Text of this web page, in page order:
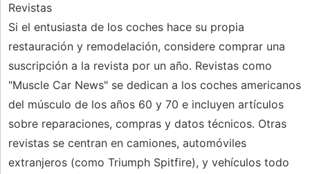
Revistas
Si el entusiasta de los coches hace su propia
restauración y remodelación, considere comprar una
suscripción a la revista por un año. Revistas como
"Muscle Car News" se dedican a los coches americanos
del músculo de los años 60 y 70 e incluyen artículos
sobre reparaciones, compras y datos técnicos. Otras
revistas se centran en camiones, automóviles
extranjeros (como Triumph Spitfire), y vehículos todo